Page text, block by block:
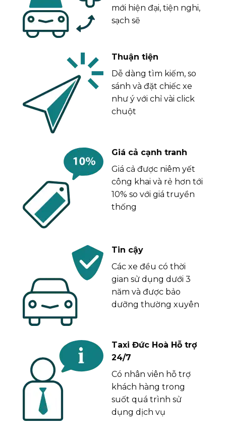
mới hiện đại, tiện nghi,
sạch sẽ
Thuận tiện
Dễ dàng tìm kiếm, so
sánh và đặt chiếc xe
như ý với chỉ vài click
chuột
Giá cả cạnh tranh
Giá cả được niêm yết
công khai và rẻ hơn tới
10% so với giá truyền
thống
Tin cậy
Các xe đều có thời
gian sử dụng dưới 3
năm và được bảo
dưỡng thường xuyên
Taxi Đức Hoà Hỗ trợ
24/7
Có nhân viên hỗ trợ
khách hàng trong
suốt quá trình sử
dụng dịch vụ